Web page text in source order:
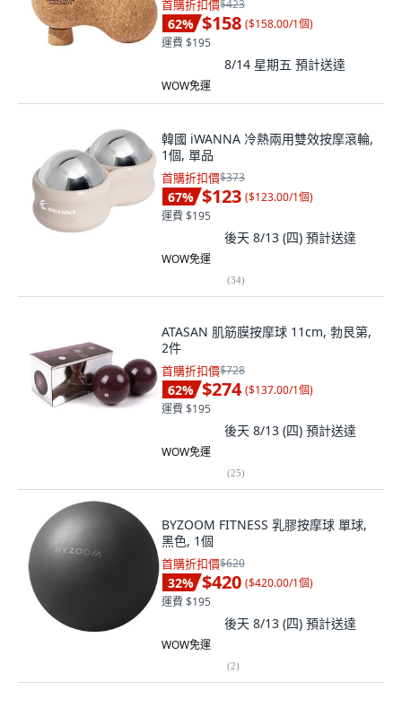
首購折扣價$423
62% $158 ($158.00/1個)
運費 $195
8/14 星期五 預計送達
WOW免運
韓國 iWANNA 冷熱兩用雙效按摩滾輪,
1個, 單品
首購折扣價$373
67% $123 ($123.00/1個)
運費 $195
後天 8/13 (四) 預計送達
WOW免運
(34)
ATASAN 肌筋膜按摩球 11cm, 勃艮第,
2件
首購折扣價$728
62% $274 ($137.00/1個)
運費 $195
後天 8/13 (四) 預計送達
WOW免運
(25)
BYZOOM FITNESS 乳膠按摩球 單球,
黑色, 1個
首購折扣價$620
32% $420 ($420.00/1個)
運費 $195
後天 8/13 (四) 預計送達
WOW免運
(2)